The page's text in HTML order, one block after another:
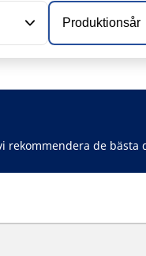
Produktionsår
de bästa